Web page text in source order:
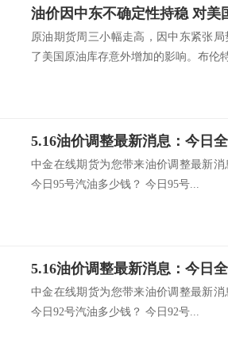
油价因中东不确定性持稳 对美
原油期货周三小幅走高，因中东紧张
了美国原油库存意外增加的影响。布伦
中金在线期货为您带来油价调整最新
今日95号汽油多少钱？ 今日95号...
中金在线期货为您带来油价调整最新
今日92号汽油多少钱？ 今日92号...